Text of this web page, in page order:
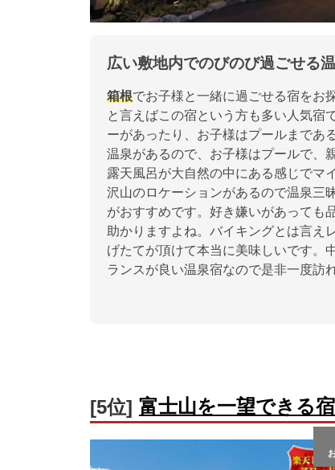
広い敷地内でのびのび過ごせる
箱根でお子様と一緒に過ごせる宿をお
と言えばこの宿という方も多い人気宿
ーがあったり、お子様はプールまであ
温泉があるので、お子様はプールで、
露天風呂が大自然の中にある感じでマ
沢山のロケーションがあるので温泉三
がおすすめです。好き嫌いがあっても
助かりますよね。バイキングとは言え
げたてが頂けて本当に美味しいです。
ランスが良い温泉宿なので是非一度訪
[5位] 富士山を一望できる